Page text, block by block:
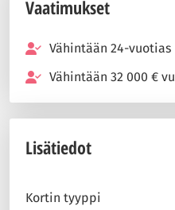
Vaatimukset
Vähintään 24-vuotias
Vähintään 32 000 €
Lisätiedot
Kortin tyyppi